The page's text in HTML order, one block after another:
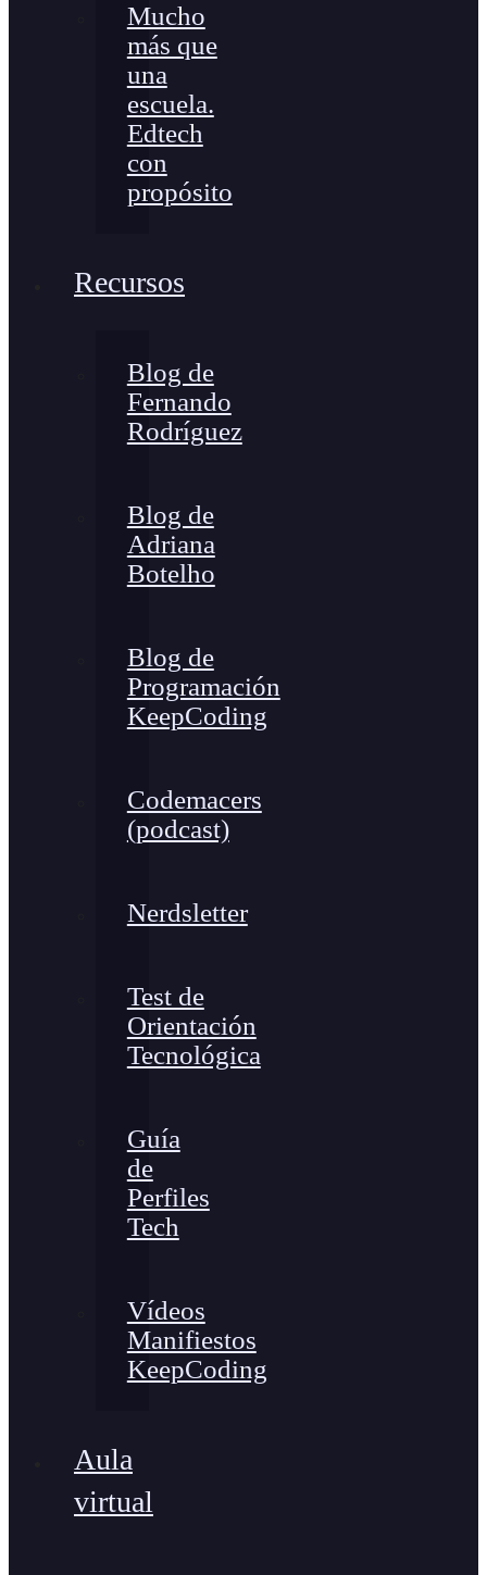
Mucho
más que
una
escuela.
Edtech
con
propósito
Recursos
Blog de
Fernando
Rodríguez
Blog de
Adriana
Botelho
Blog de
Programación
KeepCoding
Codemacers
(podcast)
Nerdsletter
Test de
Orientación
Tecnológica
Guía
de
Perfiles
Tech
Vídeos
Manifiestos
KeepCoding
Aula
virtual